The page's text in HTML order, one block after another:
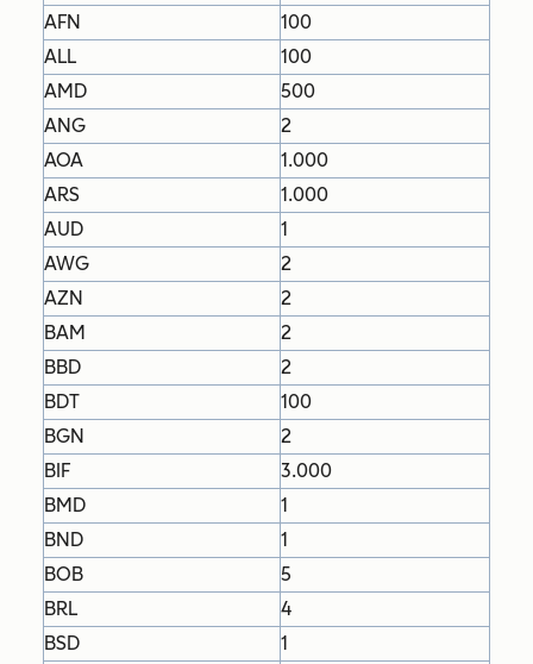
AFN
100
ALL
100
AMD
500
ANG
2
AOA
1.000
ARS
1.000
AUD
1
AWG
2
AZN
2
BAM
2
BBD
2
BDT
100
BGN
2
BIF
3.000
BMD
1
BND
1
BOB
5
BRL
4
BSD
1